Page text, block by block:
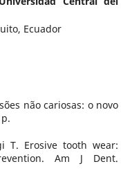
Ecuador
não cariosas: o novo
T. Erosive tooth wear:
Am J Dent.